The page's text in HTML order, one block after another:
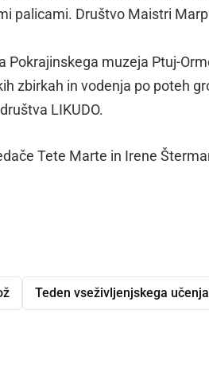
palicami. Društvo Maistri
Pokrajinskega muzeja Ptuj-
zbirkah in vodenja po poteh
LIKUDO.
Tete Marte in Irene
Teden vseživljenjskega učenja